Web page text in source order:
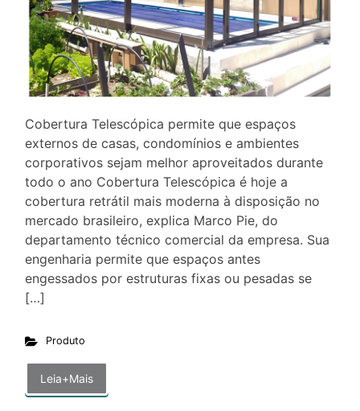
Cobertura Telescópica permite que espaços
externos de casas, condomínios e ambientes
corporativos sejam melhor aproveitados durante
todo o ano Cobertura Telescópica é hoje a
cobertura retrátil mais moderna à disposição no
mercado brasileiro, explica Marco Pie, do
departamento técnico comercial da empresa. Sua
engenharia permite que espaços antes
engessados por estruturas fixas ou pesadas se
[…]
Produto
Leia+Mais